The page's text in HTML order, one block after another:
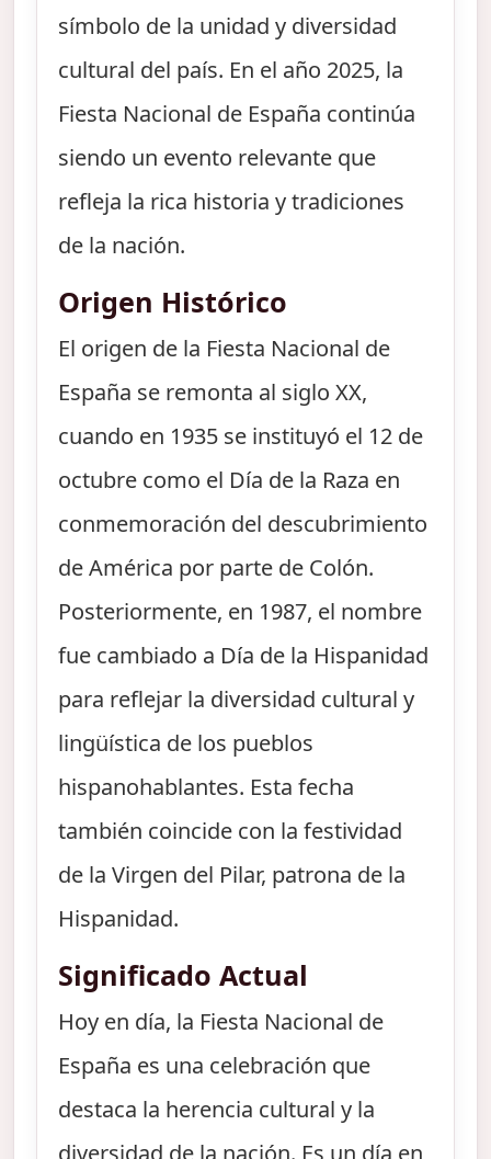
símbolo de la unidad y diversidad
cultural del país. En el año 2025, la
Fiesta Nacional de España continúa
siendo un evento relevante que
refleja la rica historia y tradiciones
de la nación.
Origen Histórico
El origen de la Fiesta Nacional de
España se remonta al siglo XX,
cuando en 1935 se instituyó el 12 de
octubre como el Día de la Raza en
conmemoración del descubrimiento
de América por parte de Colón.
Posteriormente, en 1987, el nombre
fue cambiado a Día de la Hispanidad
para reflejar la diversidad cultural y
lingüística de los pueblos
hispanohablantes. Esta fecha
también coincide con la festividad
de la Virgen del Pilar, patrona de la
Hispanidad.
Significado Actual
Hoy en día, la Fiesta Nacional de
España es una celebración que
destaca la herencia cultural y la